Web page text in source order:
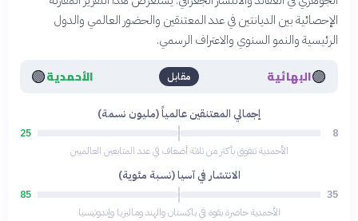
الإحصائية بين الديانتين في عدد المعتنقين والحضور العالمي والدول
الرئيسية والنمو السنوي والاعتراف الرسمي.
🟣البهائية مقابل الأحمدية🟢
إجمالي المعتنقين عالمياً (مليون نسمة)
8
25
الأحمدية تتفوق بأكثر من ثلاثة أضعاف في عدد المتابعين العالميين
الانتشار في آسيا (نسبة مئوية)
35
85
الأحمدية حاضرة بقوة في باكستان والهند وماليزيا وإندونيسيا